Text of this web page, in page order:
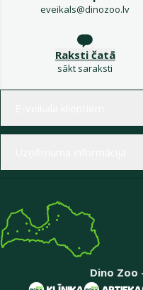
eveikals@dinozoo.lv
Raksti čatā
sākt saraksti
Dino